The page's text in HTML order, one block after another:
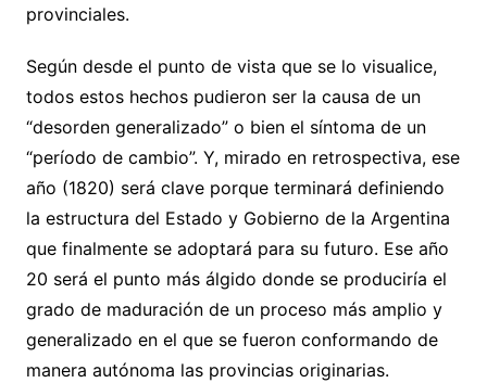
provinciales.
Según desde el punto de vista que se lo visualice,
todos estos hechos pudieron ser la causa de un
“desorden generalizado” o bien el síntoma de un
“período de cambio”. Y, mirado en retrospectiva, ese
año (1820) será clave porque terminará definiendo
la estructura del Estado y Gobierno de la Argentina
que finalmente se adoptará para su futuro. Ese año
20 será el punto más álgido donde se produciría el
grado de maduración de un proceso más amplio y
generalizado en el que se fueron conformando de
manera autónoma las provincias originarias.